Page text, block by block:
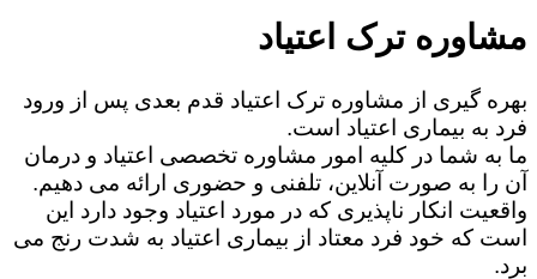
مشاوره ترک اعتیاد
بهره گیری از مشاوره ترک اعتیاد قدم بعدی پس از ورود
فرد به بیماری اعتیاد است.
ما به شما در کلیه امور مشاوره تخصصی اعتیاد و درمان
آن را به صورت آنلاین، تلفنی و حضوری ارائه می دهیم.
واقعیت انکار ناپذیری که در مورد اعتیاد وجود دارد این
است که خود فرد معتاد از بیماری اعتیاد به شدت رنج می
برد.